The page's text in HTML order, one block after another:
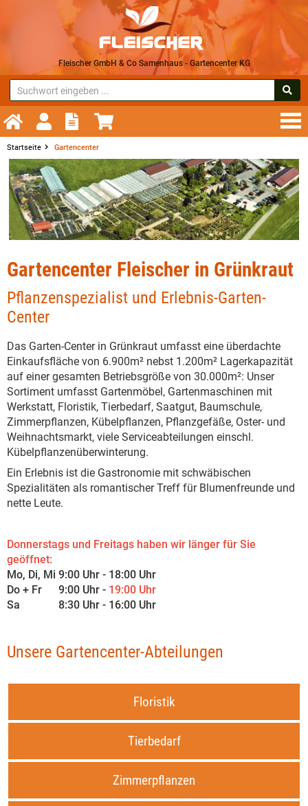
Fleischer GmbH & Co Samenhaus - Gartencenter KG
Startseite Gartencenter
Gartencenter Fleischer in Grünkraut
Pflanzenspezialist und Erlebnis-Garten-
Center
Das Garten-Center in Grünkraut umfasst eine überdachte
Einkaufsfläche von 6.900m² nebst 1.200m² Lagerkapazität
auf einer gesamten Betriebsgröße von 30.000m²: Unser
Sortiment umfasst Gartenmöbel, Gartenmaschinen mit
Werkstatt, Floristik, Tierbedarf, Saatgut, Baumschule,
Zimmerpflanzen, Kübelpflanzen, Pflanzgefäße, Oster- und
Weihnachtsmarkt, viele Serviceabteilungen einschl.
Kübelpflanzenüberwinterung.
Ein Erlebnis ist die Gastronomie mit schwäbischen
Spezialitäten als romantischer Treff für Blumenfreunde und
nette Leute.
Donnerstags und Freitags haben wir länger für Sie
geöffnet:
Mo, Di, Mi 9:00 Uhr - 18:00 Uhr
Do + Fr 9:00 Uhr - 19:00 Uhr
Sa 8:30 Uhr - 16:00 Uhr
Unsere Gartencenter-Abteilungen
Floristik
Tierbedarf
Zimmerpflanzen